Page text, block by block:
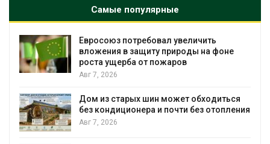
Самые популярные
Евросоюз потребовал увеличить
вложения в защиту природы на фоне
роста ущерба от пожаров
Авг 7, 2026
Дом из старых шин может обходиться
без кондиционера и почти без отопления
Авг 7, 2026